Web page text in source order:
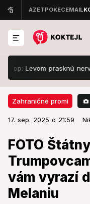
prasknú nervy a
Zahraničné promi
17. sep. 2025 o 21:59
FOTO
vám vyrazí
Melaniu
Zahraničné promi
FOTO Štátny
vám vyrazí
Melaniu
Nespustíte z nich oči.